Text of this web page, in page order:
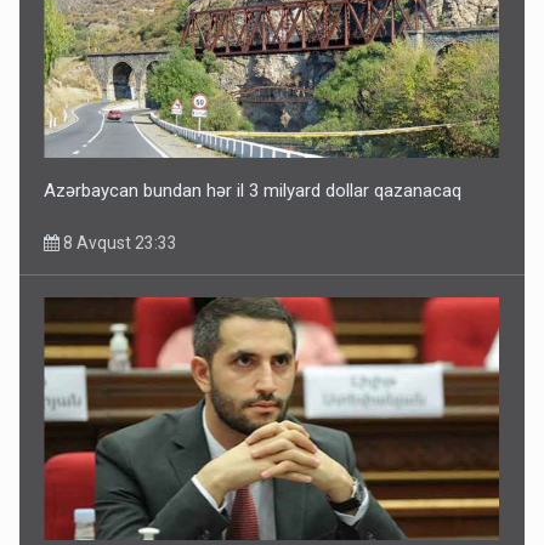
Paşinyan Əliyevə zəng etməsindən danışdı
8 Avqust 16:18
Azərbaycan bundan hər il 3 milyard dollar qazanacaq
8 Avqust 23:33